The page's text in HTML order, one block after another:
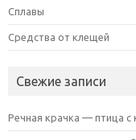
Сплавы
Средства от клещей
Свежие записи
Речная крачка — птица